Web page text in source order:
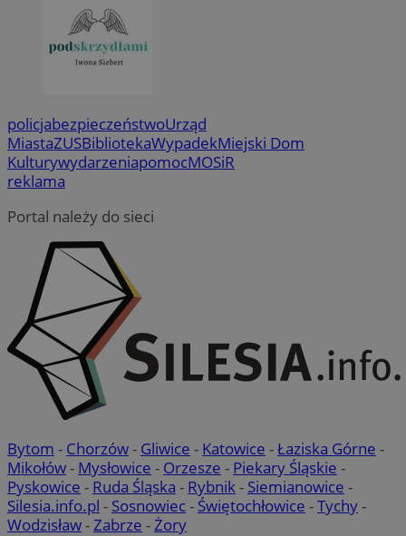
policjabezpieczeństwoUrząd
MiastaZUSBibliotekaWypadekMiejski Dom
KulturywydarzeniapomocMOSiR
reklama
Portal należy do sieci
Bytom - Chorzów- Gliwice - Katowice -Łaziska Górne -
Mikołów- Mysłowice - Orzesze - Piekary Śląskie -
Pyskowice - Ruda Śląska - Rybnik- Siemianowice -
Silesia.info.pl - Sosnowiec- Świętochłowice -Tychy-
Wodzisław-Zabrze -Żory